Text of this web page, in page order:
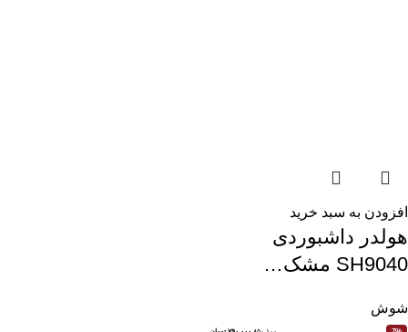
افزودن به سبد خرید
هولدر داشبوردی
SH9040 مشک…
شوش